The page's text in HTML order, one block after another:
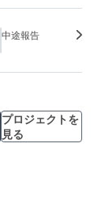
中途報告
プロジェクトを
見る